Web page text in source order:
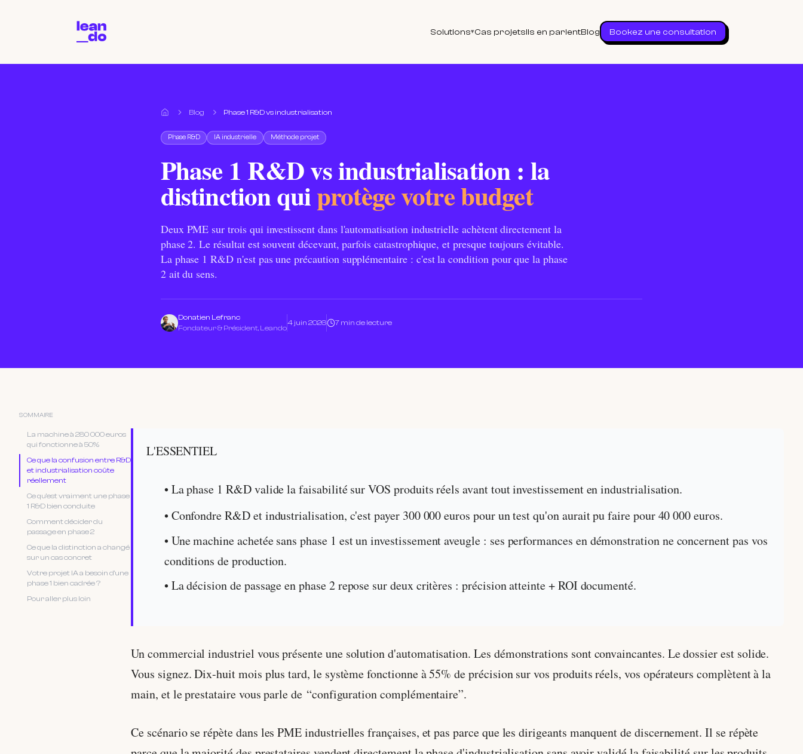
Solutions▾Cas projetsIls en parlentBlog Bookez une consultation
Accueil
Blog Phase 1 R&D vs industrialisation
Phase R&D IA industrielle Méthode projet
Phase 1 R&D vs industrialisation : la
distinction quiprotège votre budget
Deux PME sur trois qui investissent dans l'automatisation industrielle achètent directement la
phase 2. Le résultat est souvent décevant, parfois catastrophique, et presque toujours évitable.
La phase 1 R&D n'est pas une précaution supplémentaire : c'est la condition pour que la phase
2 ait du sens.
Donatien Lefranc
Fondateur & Président, Leando
4 juin 2026 7 min de lecture
SOMMAIRE
La machine à 280 000 euros
qui fonctionne à 50%
Ce que la confusion entre R&D
et industrialisation coûte
réellement
Ce qu'est vraiment une phase
1 R&D bien conduite
Comment décider du
passage en phase 2
Ce que la distinction a changé
sur un cas concret
Votre projet IA a besoin d'une
phase 1 bien cadrée ?
Pour aller plus loin
L'ESSENTIEL
• La phase 1 R&D valide la faisabilité sur VOS produits réels avant tout investissement en industrialisation.
• Confondre R&D et industrialisation, c'est payer 300 000 euros pour un test qu'on aurait pu faire pour 40 000 euros.
• Une machine achetée sans phase 1 est un investissement aveugle : ses performances en démonstration ne concernent pas vos
conditions de production.
• La décision de passage en phase 2 repose sur deux critères : précision atteinte + ROI documenté.
Un commercial industriel vous présente une solution d'automatisation. Les démonstrations sont convaincantes. Le dossier est solide.
Vous signez. Dix-huit mois plus tard, le système fonctionne à 55% de précision sur vos produits réels, vos opérateurs complètent à la
main, et le prestataire vous parle de “configuration complémentaire”.
Ce scénario se répète dans les PME industrielles françaises, et pas parce que les dirigeants manquent de discernement. Il se répète